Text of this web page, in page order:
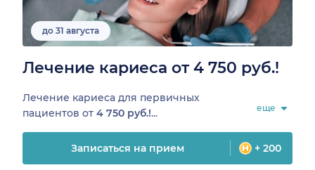
до 31 августа
Лечение кариеса от 4 750 руб.!
Лечение кариеса для первичных
пациентов от 4 750 руб.!... еще
Записаться на прием + 200